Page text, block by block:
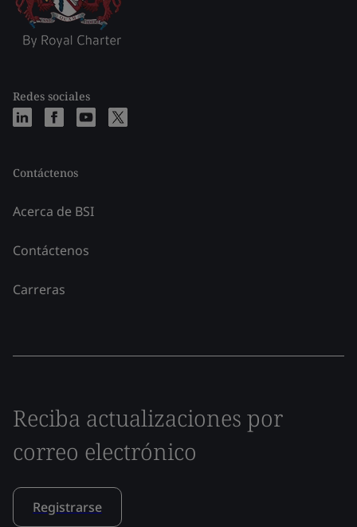
Redes sociales
Contáctenos
Acerca de BSI
Contáctenos
Carreras
Reciba actualizaciones por
correo electrónico
Registrarse